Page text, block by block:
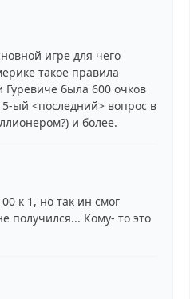
игре для чего
такое правила
была 600 очков
ый <последний> вопрос в
и более.
к 1, но так ин смог
получился... Кому- то это